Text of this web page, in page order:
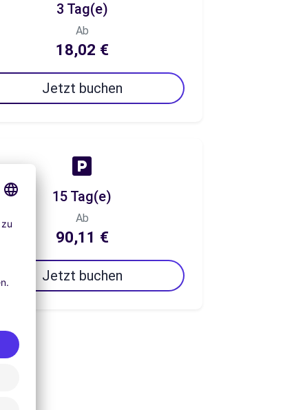
3 Tag(e)
Ab
18,02 €
Jetzt buchen
15 Tag(e)
Ab
90,11 €
Jetzt buchen